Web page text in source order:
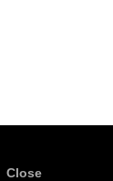
Close